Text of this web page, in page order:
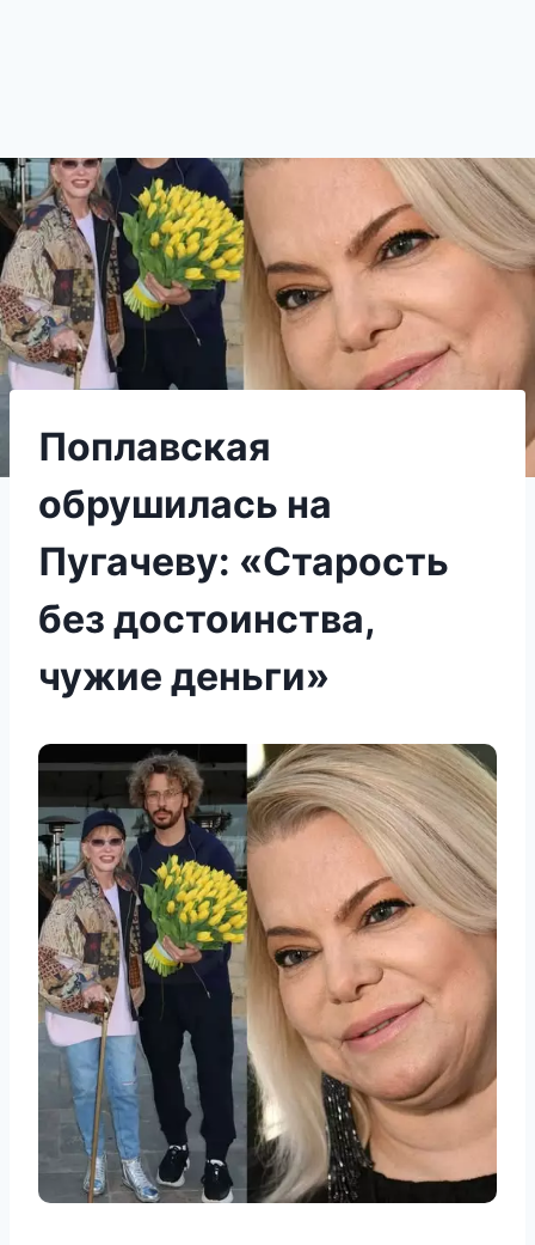
Поплавская
обрушилась на
Пугачеву: «Старость
без достоинства,
чужие деньги»